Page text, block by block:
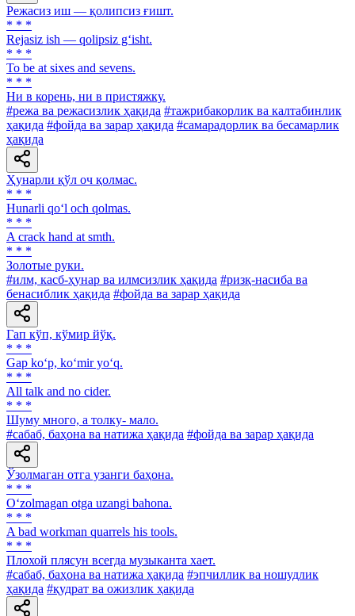
Режасиз иш — қолипсиз ғишт.
* * *
Rejasiz ish — qolipsiz g‘isht.
* * *
To be at sixes and sevens.
* * *
Ни в корень, ни в пристяжку.
#режа ва режасизлик ҳақида #тажрибакорлик ва калтабинлик
ҳақида #фойда ва зарар ҳақида #самарадорлик ва бесамарлик
ҳақида
Ҳунарли қўл оч қолмас.
* * *
Hunarli qo‘l och qolmas.
* * *
A crack hand at smth.
* * *
Золотые руки.
#илм, касб-ҳунар ва илмсизлик ҳақида #ризқ-насиба ва
бенасиблик ҳақида #фойда ва зарар ҳақида
Гап кўп, кўмир йўқ.
* * *
Gap ko‘p, ko‘mir yo‘q.
* * *
All talk and no cider.
* * *
Шуму много, а толку- мало.
#сабаб, баҳона ва натижа ҳақида #фойда ва зарар ҳақида
Ўзолмаган отга узанги баҳона.
* * *
O‘zolmagan otga uzangi bahona.
* * *
A bad workman quarrels his tools.
* * *
Плохой плясун всегда музыканта хает.
#сабаб, баҳона ва натижа ҳақида #эпчиллик ва ношудлик
ҳақида #қудрат ва ожизлик ҳақида